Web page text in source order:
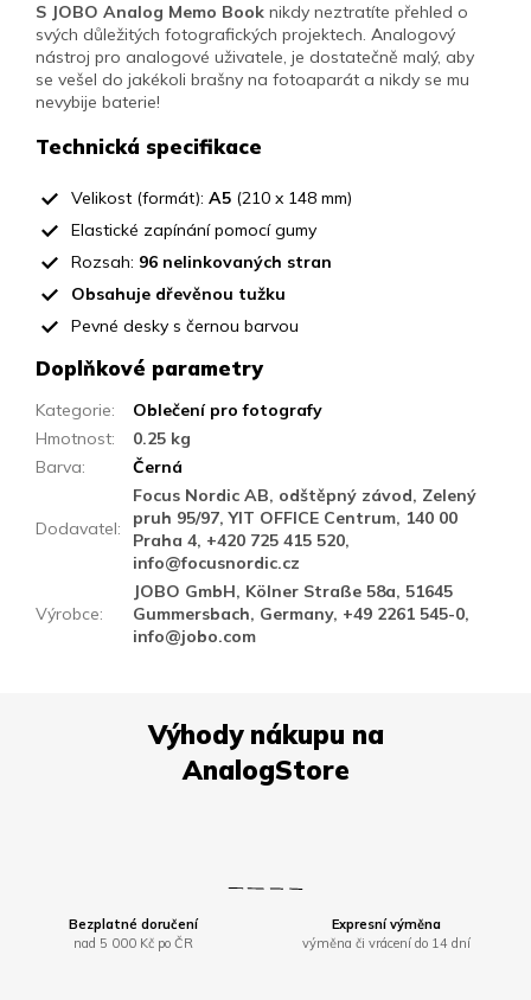
Bezplatné doručení
nad 5 000 Kč po ČR
Expresní výměna
výměna či vrácení do 14 dní
S JOBO Analog Memo Book nikdy neztratíte přehled o
svých důležitých fotografických projektech. Analogový
nástroj pro analogové uživatele, je dostatečně malý, aby
se vešel do jakékoli brašny na fotoaparát a nikdy se mu
nevybije baterie!
Technická specifikace
Velikost (formát): A5 (210 x 148 mm)
Elastické zapínání pomocí gumy
Rozsah: 96 nelinkovaných stran
Obsahuje dřevěnou tužku
Pevné desky s černou barvou
Doplňkové parametry
Kategorie:
Oblečení pro fotografy
Hmotnost:
0.25 kg
Barva: Černá
Dodavatel:
Focus Nordic AB, odštěpný závod, Zelený
pruh 95/97, YIT OFFICE Centrum, 140 00
Praha 4, +420 725 415 520,
info@focusnordic.cz
Výrobce:
JOBO GmbH, Kölner Straße 58a, 51645
Gummersbach, Germany, +49 2261 545-0,
info@jobo.com